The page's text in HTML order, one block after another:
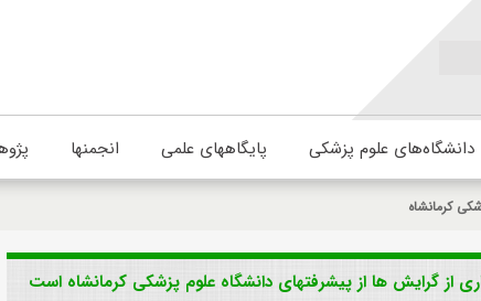
دانشگاه‌های علوم پزشکی پایگاههای علمی انجمنها
کرمانشاه